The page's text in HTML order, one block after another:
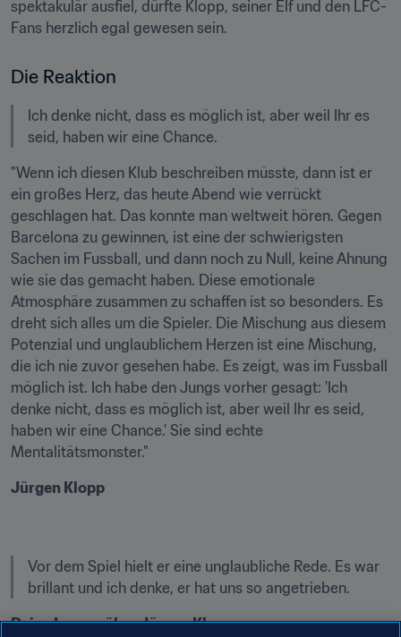
spektakulär ausfiel, dürfte Klopp, seiner Elf und den LFC-
Fans herzlich egal gewesen sein.
Die Reaktion
Ich denke nicht, dass es möglich ist, aber weil Ihr es
seid, haben wir eine Chance.
"Wenn ich diesen Klub beschreiben müsste, dann ist er
ein großes Herz, das heute Abend wie verrückt
geschlagen hat. Das konnte man weltweit hören. Gegen
Barcelona zu gewinnen, ist eine der schwierigsten
Sachen im Fussball, und dann noch zu Null, keine Ahnung
wie sie das gemacht haben. Diese emotionale
Atmosphäre zusammen zu schaffen ist so besonders. Es
dreht sich alles um die Spieler. Die Mischung aus diesem
Potenzial und unglaublichem Herzen ist eine Mischung,
die ich nie zuvor gesehen habe. Es zeigt, was im Fussball
möglich ist. Ich habe den Jungs vorher gesagt: 'Ich
denke nicht, dass es möglich ist, aber weil Ihr es seid,
haben wir eine Chance.' Sie sind echte
Mentalitätsmonster."
Jürgen Klopp
Vor dem Spiel hielt er eine unglaubliche Rede. Es war
brillant und ich denke, er hat uns so angetrieben.
Dejan Lovren über Jürgen Klopp